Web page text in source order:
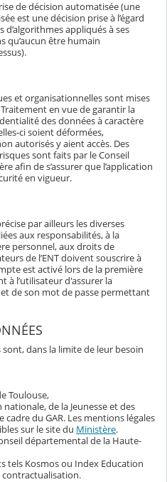
de décision automatisée (une
est une décision prise à l’égard
d’algorithmes appliqués à ses
qu’aucun être humain
et organisationnelles sont mises
en vue de garantir la
des données à caractère
ci soient déformées,
autorisés y aient accès. Des
sont faits par le Conseil
afin de s’assurer que l’application
en vigueur.
par ailleurs les diverses
aux responsabilités, à la
personnel, aux droits de
de l’ENT doivent souscrire à
est activé lors de la première
à l’utilisateur d'assurer la
de son mot de passe permettant
dans la limite de leur besoin
Toulouse,
de la Jeunesse et des
du GAR. Les mentions légales
sur le site du Ministère.
départemental de la Haute-
tels Kosmos ou Index Education
contractualisation.